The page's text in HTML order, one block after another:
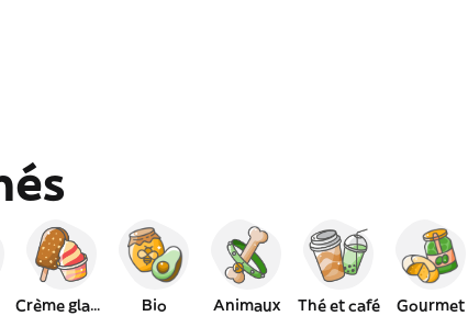
Crème glacée Bio Animaux Thé et café Gourmet